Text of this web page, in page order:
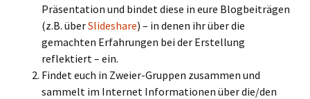
Präsentation und bindet diese in eure Blogbeiträgen
(z.B. überSlideshare) – in denen ihr über die
gemachten Erfahrungen bei der Erstellung
reflektiert – ein.
Findet euch in Zweier-Gruppen zusammen und
sammelt im Internet Informationen über die/den